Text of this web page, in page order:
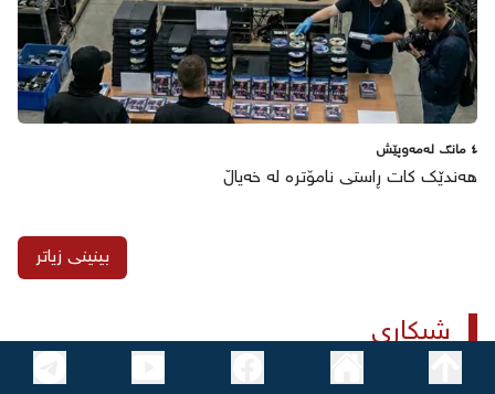
٤ مانگ لەمەوپێش
هەندێک کات ڕاستی نامۆترە لە خەیاڵ
بینینی زیاتر
شیکاری